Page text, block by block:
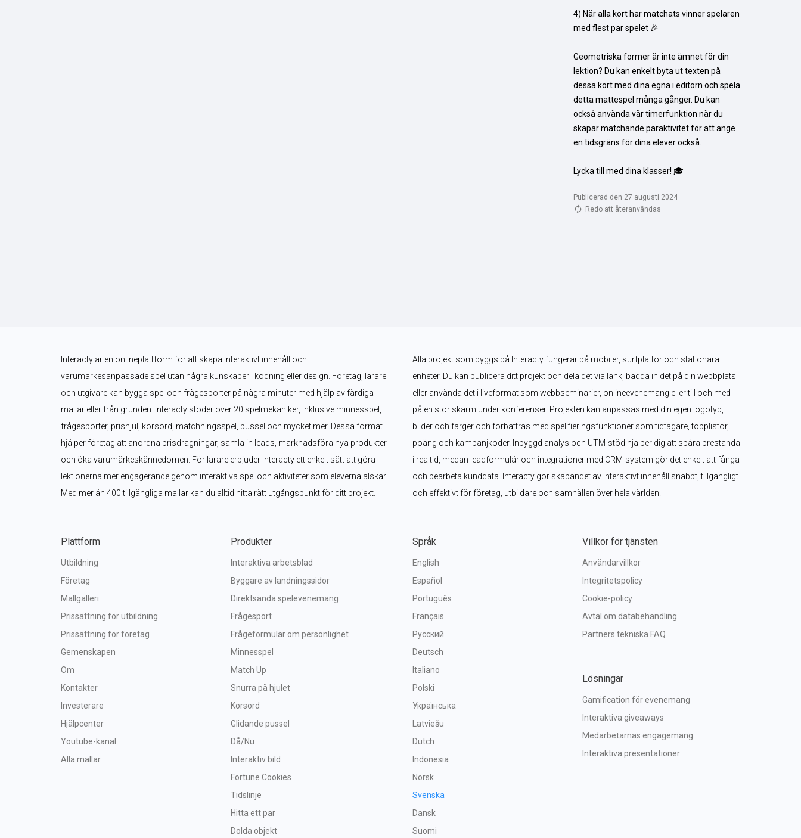
4) När alla kort har matchats vinner spelaren
med flest par spelet 🎉
Geometriska former är inte ämnet för din
lektion? Du kan enkelt byta ut texten på
dessa kort med dina egna i editorn och spela
detta mattespel många gånger. Du kan
också använda vår timerfunktion när du
skapar matchande paraktivitet för att ange
en tidsgräns för dina elever också.
Lycka till med dina klasser! 🎓
Publicerad den 27 augusti 2024
Redo att återanvändas
Interacty är en onlineplattform för att skapa interaktivt innehåll och
varumärkesanpassade spel utan några kunskaper i kodning eller design. Företag, lärare
och utgivare kan bygga spel och frågesporter på några minuter med hjälp av färdiga
mallar eller från grunden. Interacty stöder över 20 spelmekaniker, inklusive minnesspel,
frågesporter, prishjul, korsord, matchningsspel, pussel och mycket mer. Dessa format
hjälper företag att anordna prisdragningar, samla in leads, marknadsföra nya produkter
och öka varumärkeskännedomen. För lärare erbjuder Interacty ett enkelt sätt att göra
lektionerna mer engagerande genom interaktiva spel och aktiviteter som eleverna älskar.
Med mer än 400 tillgängliga mallar kan du alltid hitta rätt utgångspunkt för ditt projekt.
Alla projekt som byggs på Interacty fungerar på mobiler, surfplattor och stationära
enheter. Du kan publicera ditt projekt och dela det via länk, bädda in det på din webbplats
eller använda det i liveformat som webbseminarier, onlineevenemang eller till och med
på en stor skärm under konferenser. Projekten kan anpassas med din egen logotyp,
bilder och färger och förbättras med spelifieringsfunktioner som tidtagare, topplistor,
poäng och kampanjkoder. Inbyggd analys och UTM-stöd hjälper dig att spåra prestanda
i realtid, medan leadformulär och integrationer med CRM-system gör det enkelt att fånga
och bearbeta kunddata. Interacty gör skapandet av interaktivt innehåll snabbt, tillgängligt
och effektivt för företag, utbildare och samhällen över hela världen.
Plattform
Utbildning
Företag
Mallgalleri
Prissättning för utbildning
Prissättning för företag
Gemenskapen
Om
Kontakter
Investerare
Hjälpcenter
Youtube-kanal
Alla mallar
Produkter
Interaktiva arbetsblad
Byggare av landningssidor
Direktsända spelevenemang
Frågesport
Frågeformulär om personlighet
Minnesspel
Match Up
Snurra på hjulet
Korsord
Glidande pussel
Då/Nu
Interaktiv bild
Fortune Cookies
Tidslinje
Hitta ett par
Dolda objekt
Språk
English
Español
Português
Français
Русский
Deutsch
Italiano
Polski
Українська
Latviešu
Dutch
Indonesia
Norsk
Svenska
Dansk
Suomi
Villkor för tjänsten
Användarvillkor
Integritetspolicy
Cookie-policy
Avtal om databehandling
Partners tekniska FAQ
Lösningar
Gamification för evenemang
Interaktiva giveaways
Medarbetarnas engagemang
Interaktiva presentationer